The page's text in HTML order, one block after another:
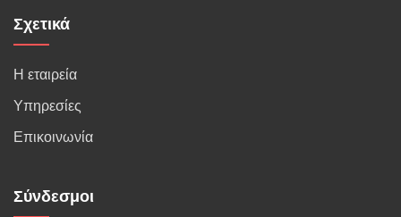
Σχετικά
Η εταιρεία
Υπηρεσίες
Επικοινωνία
Σύνδεσμοι